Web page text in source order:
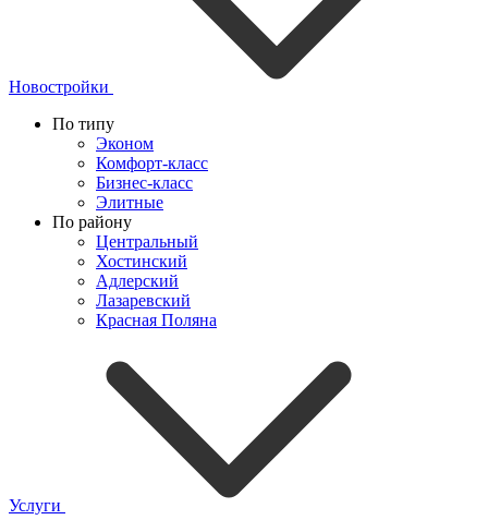
Новостройки
По типу
Эконом
Комфорт-класс
Бизнес-класс
Элитные
По району
Центральный
Хостинский
Адлерский
Лазаревский
Красная Поляна
Услуги